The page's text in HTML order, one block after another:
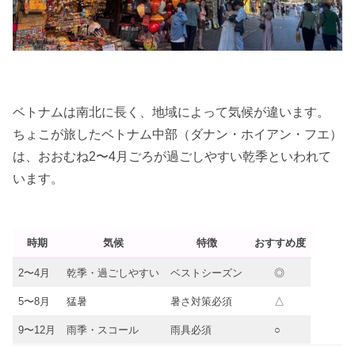
ベトナムは南北に長く、地域によって気候が違います。
ちょこが旅したベトナム中部（ダナン・ホイアン・フエ）
は、おおむね2〜4月ごろが過ごしやすい乾季といわれて
います。
時期 気候 特徴 おすすめ度
2〜4月 乾季・過ごしやすい ベストシーズン ◎
5〜8月 猛暑 暑さ対策必須 △
9〜12月 雨季・スコール 雨具必須 ○